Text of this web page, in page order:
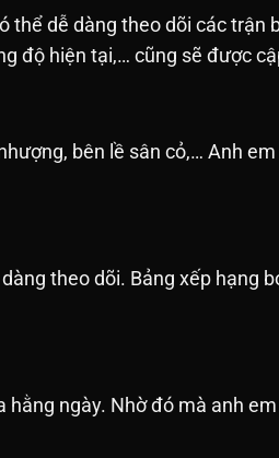
dễ dàng theo dõi các trận
độ hiện tại,… cũng sẽ được
bên lề sân cỏ,… Anh
theo dõi. Bảng xếp hạng
ngày. Nhờ đó mà anh